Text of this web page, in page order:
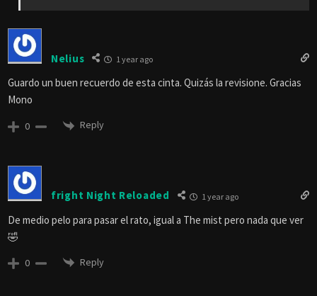
Nelius 1 year ago
Guardo un buen recuerdo de esta cinta. Quizás la revisione. Gracias
Mono
0 Reply
fright Night Reloaded 1 year ago
De medio pelo para pasar el rato, igual a The mist pero nada que ver
🤣
0 Reply